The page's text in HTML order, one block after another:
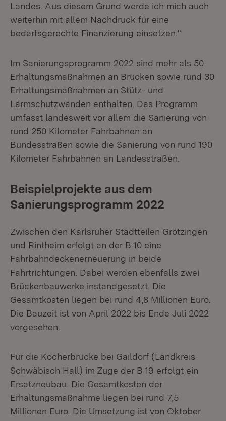
Landes. Aus diesem Grund werde ich mich auch
weiterhin mit allem Nachdruck für eine
bedarfsgerechte Finanzierung einsetzen.“
Im Sanierungsprogramm 2022 sind mehr als 50
Erhaltungsmaßnahmen an Brücken sowie rund 30
Erhaltungsmaßnahmen an Stütz- und
Lärmschutzwänden enthalten. Das Programm
umfasst landesweit vor allem die Sanierung von
rund 250 Kilometer Fahrbahnen an
Bundesstraßen sowie die Sanierung von rund 190
Kilometer Fahrbahnen an Landesstraßen.
Beispielprojekte aus dem
Sanierungsprogramm 2022
Zwischen den Karlsruher Stadtteilen Grötzingen
und Rintheim erfolgt an der B 10 eine
Fahrbahndeckenerneuerung in beide
Fahrtrichtungen. Dabei werden ebenfalls zwei
Brückenbauwerke instandgesetzt. Die
Gesamtkosten liegen bei rund 4,8 Millionen Euro.
Die Bauzeit ist von April 2022 bis Ende Juli 2022
vorgesehen.
Für die Kocherbrücke bei Gaildorf (Landkreis
Schwäbisch Hall) im Zuge der B 19 erfolgt ein
Ersatzneubau. Die Gesamtkosten der
Erhaltungsmaßnahme liegen bei rund 7,5
Millionen Euro. Die Umsetzung ist von Oktober